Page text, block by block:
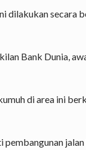
dilakukan secara
Bank Dunia,
di area ini
jalan